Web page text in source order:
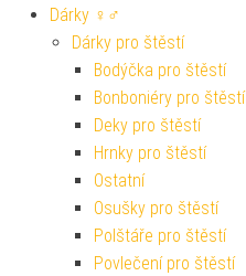
Dárky ♀♂
Dárky pro štěstí
Bodýčka pro štěstí
Bonboniéry pro štěstí
Deky pro štěstí
Hrnky pro štěstí
Ostatní
Osušky pro štěstí
Polštáře pro štěstí
Povlečení pro štěstí